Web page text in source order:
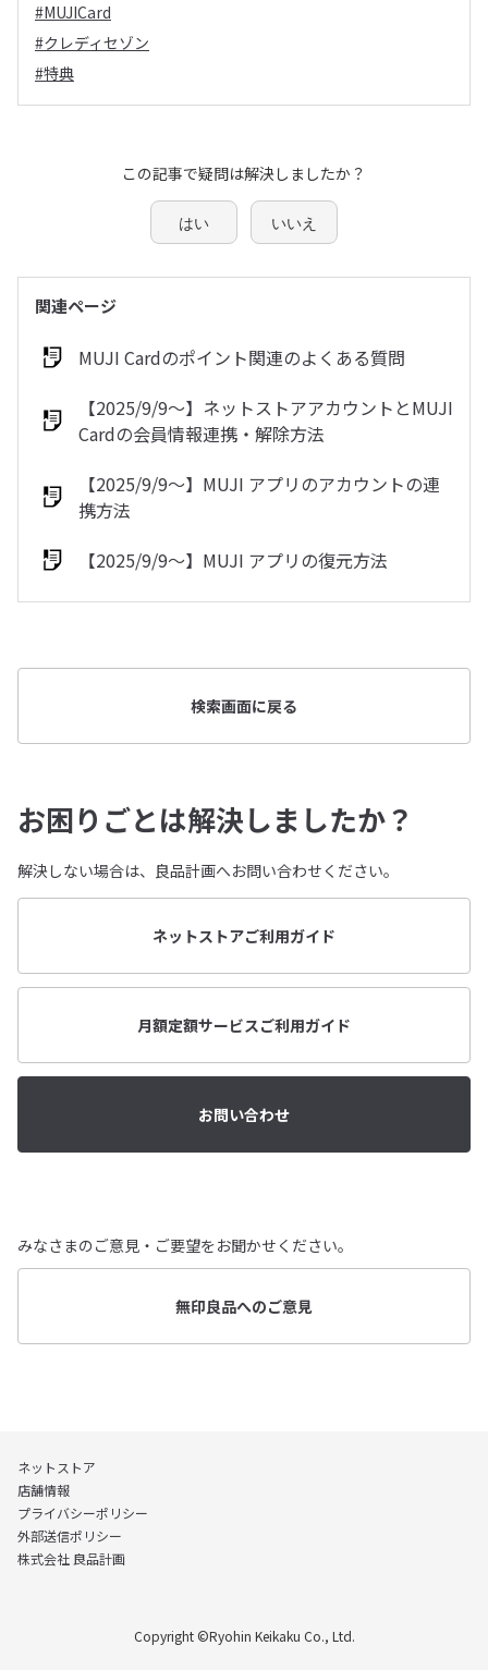
#MUJICard
#クレディセゾン
#特典
この記事で疑問は解決しましたか？
はい いいえ
関連ページ
MUJI Cardのポイント関連のよくある質問
【2025/9/9～】ネットストアアカウントとMUJI
Cardの会員情報連携・解除方法
【2025/9/9～】MUJI アプリのアカウントの連
携方法
【2025/9/9～】MUJI アプリの復元方法
検索画面に戻る
お困りごとは解決しましたか？
解決しない場合は、良品計画へお問い合わせください。
ネットストアご利用ガイド
月額定額サービスご利用ガイド
お問い合わせ
みなさまのご意見・ご要望をお聞かせください。
無印良品へのご意見
ネットストア
店舗情報
プライバシーポリシー
外部送信ポリシー
株式会社 良品計画
Copyright ©Ryohin Keikaku Co., Ltd.